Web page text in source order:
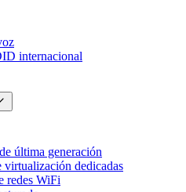
internacional
última generación
virtualización dedicadas
redes WiFi